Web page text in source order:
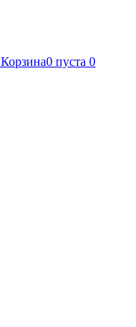
Корзина0 пуста 0